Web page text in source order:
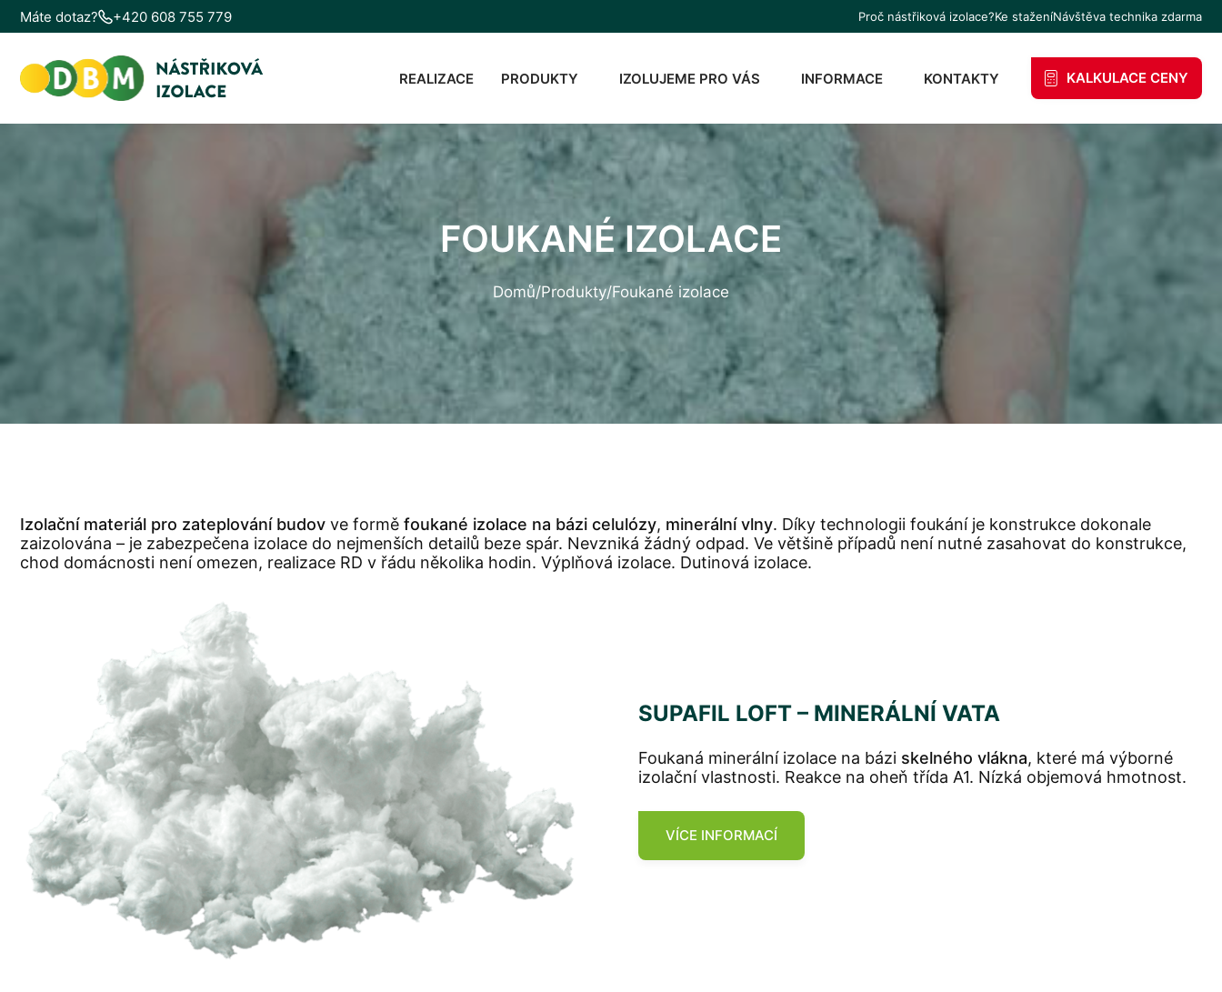
Máte dotaz? +420 608 755 779 Proč nástřiková izolace?Ke staženíNávštěva technika zdarma
REALIZACE PRODUKTY IZOLUJEME PRO VÁS INFORMACE KONTAKTY KALKULACE CENY
FOUKANÉ IZOLACE
Domů/Produkty/Foukané izolace
Izolační materiál pro zateplování budov ve formě foukané izolace na bázi celulózy, minerální vlny. Díky technologii foukání je konstrukce dokonale
zaizolována – je zabezpečena izolace do nejmenších detailů beze spár. Nevzniká žádný odpad. Ve většině případů není nutné zasahovat do konstrukce,
chod domácnosti není omezen, realizace RD v řádu několika hodin. Výplňová izolace. Dutinová izolace.
SUPAFIL LOFT – MINERÁLNÍ VATA
Foukaná minerální izolace na bázi skelného vlákna, které má výborné
izolační vlastnosti. Reakce na oheň třída A1. Nízká objemová hmotnost.
VÍCE INFORMACÍ